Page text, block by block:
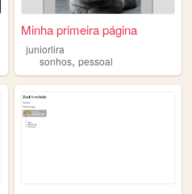
Minha primeira página
juniorlira
sonhos,pessoal